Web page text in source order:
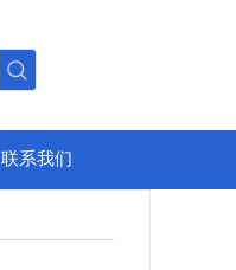
联系我们